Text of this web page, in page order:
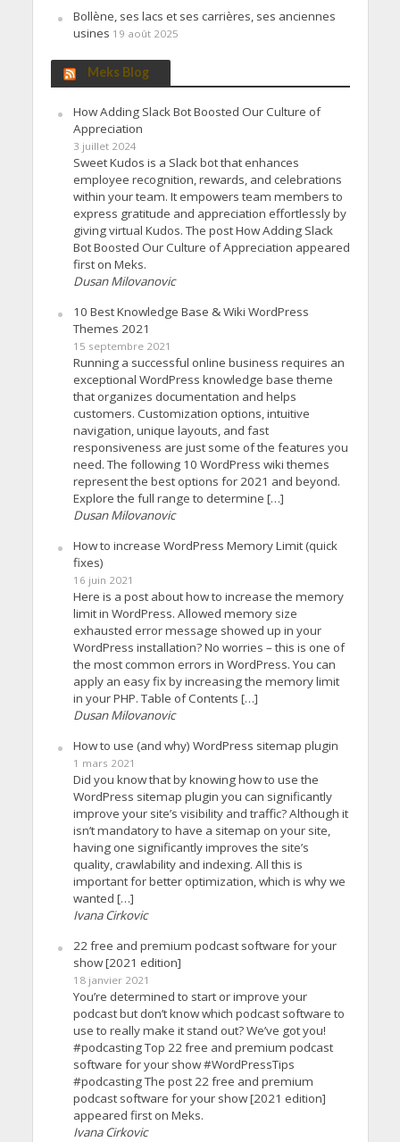
Bollène, ses lacs et ses carrières, ses anciennes
usines 19 août 2025
Meks Blog
How Adding Slack Bot Boosted Our Culture of
Appreciation
3 juillet 2024
Sweet Kudos is a Slack bot that enhances
employee recognition, rewards, and celebrations
within your team. It empowers team members to
express gratitude and appreciation effortlessly by
giving virtual Kudos. The post How Adding Slack
Bot Boosted Our Culture of Appreciation appeared
first on Meks.
Dusan Milovanovic
10 Best Knowledge Base & Wiki WordPress
Themes 2021
15 septembre 2021
Running a successful online business requires an
exceptional WordPress knowledge base theme
that organizes documentation and helps
customers. Customization options, intuitive
navigation, unique layouts, and fast
responsiveness are just some of the features you
need. The following 10 WordPress wiki themes
represent the best options for 2021 and beyond.
Explore the full range to determine […]
Dusan Milovanovic
How to increase WordPress Memory Limit (quick
fixes)
16 juin 2021
Here is a post about how to increase the memory
limit in WordPress. Allowed memory size
exhausted error message showed up in your
WordPress installation? No worries – this is one of
the most common errors in WordPress. You can
apply an easy fix by increasing the memory limit
in your PHP. Table of Contents […]
Dusan Milovanovic
How to use (and why) WordPress sitemap plugin
1 mars 2021
Did you know that by knowing how to use the
WordPress sitemap plugin you can significantly
improve your site’s visibility and traffic? Although it
isn’t mandatory to have a sitemap on your site,
having one significantly improves the site’s
quality, crawlability and indexing. All this is
important for better optimization, which is why we
wanted […]
Ivana Cirkovic
22 free and premium podcast software for your
show [2021 edition]
18 janvier 2021
You’re determined to start or improve your
podcast but don’t know which podcast software to
use to really make it stand out? We’ve got you!
#podcasting Top 22 free and premium podcast
software for your show #WordPressTips
#podcasting The post 22 free and premium
podcast software for your show [2021 edition]
appeared first on Meks.
Ivana Cirkovic